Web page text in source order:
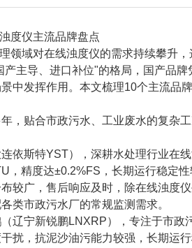
度仪主流品牌盘点
领域对在线浊度仪的需求持续攀升
产主导、进口补位"的格局，国产品
中发挥作用。本文梳理10个主流品
，贴合市政污水、工业废水的复杂
依斯特YST），深耕水处理行业在
，精度达±0.2%FS，长期运行稳定
较广，售后响应及时，除在线浊度
类市政污水厂的常规监测需求。
辽宁新锐鹏LNXRP），专注于市
扰，抗泥沙油污能力较强，长期运